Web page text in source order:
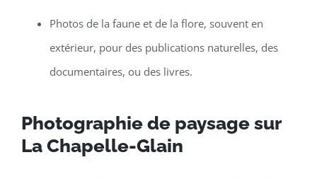
Photos de la faune et de la flore, souvent en
extérieur, pour des publications naturelles, des
documentaires, ou des livres.
Photographie de paysage sur
La Chapelle-Glain